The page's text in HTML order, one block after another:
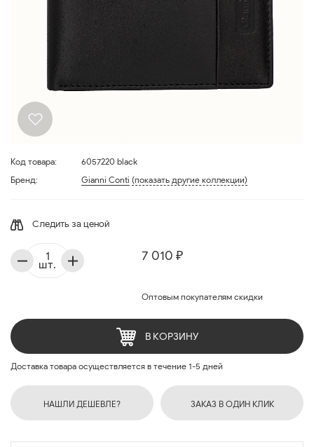
Код товара:
6057220 black
Бренд:
Gianni Conti (показать другие коллекции)
Следить за ценой
7 010 ₽
Оптовым покупателям скидки
шт.
В КОРЗИНУ
Доставка товара осуществляется в течение 1-5 дней
НАШЛИ ДЕШЕВЛЕ? ЗАКАЗ В ОДИН КЛИК